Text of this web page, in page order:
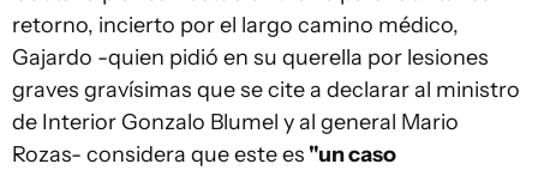
retorno, incierto por el largo camino médico,
Gajardo -quien pidió en su querella por lesiones
graves gravísimas que se cite a declarar al ministro
de Interior Gonzalo Blumel y al general Mario
Rozas- considera que este es "un caso